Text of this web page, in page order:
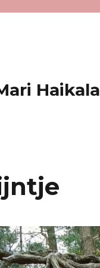
Haikala